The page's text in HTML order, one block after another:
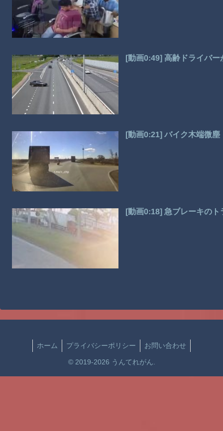
[動画0:49] 高齢ドライバ
[動画0:21] バイク木端微
[動画0:18] 急ブレーキの
ホーム プライバシーポリシー お問い合わせ
© 2019-2026 うんてれがん.